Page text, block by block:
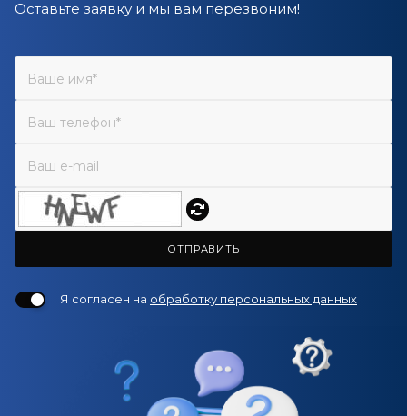
Оставьте заявку и мы вам перезвоним!
ОТПРАВИТЬ
Я согласен на обработку персональных данных